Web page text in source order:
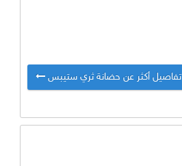
تفاصيل أكثر عن حضانة ثري ستيبس